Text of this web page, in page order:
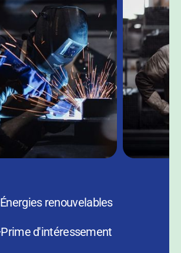
Énergies renouvelables
Prime d'intéressement